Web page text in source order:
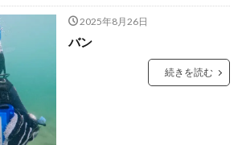
2025年8月26日
バン
続きを読む